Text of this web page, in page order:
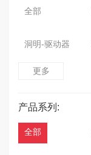
全部
洞明-驱动器
天权-线形灯
深藏防眩射灯
更多
产品系列:
全部